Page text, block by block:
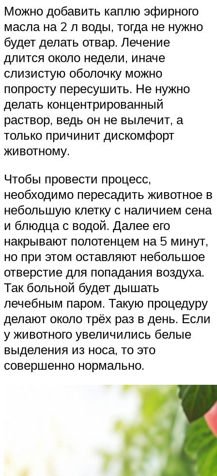
Можно добавить каплю эфирного
масла на 2 л воды, тогда не нужно
будет делать отвар. Лечение
длится около недели, иначе
слизистую оболочку можно
попросту пересушить. Не нужно
делать концентрированный
раствор, ведь он не вылечит, а
только причинит дискомфорт
животному.
Чтобы провести процесс,
необходимо пересадить животное в
небольшую клетку с наличием сена
и блюдца с водой. Далее его
накрывают полотенцем на 5 минут,
но при этом оставляют небольшое
отверстие для попадания воздуха.
Так больной будет дышать
лечебным паром. Такую процедуру
делают около трёх раз в день. Если
у животного увеличились белые
выделения из носа, то это
совершенно нормально.